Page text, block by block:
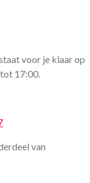
voor je klaar op
17:00.
van